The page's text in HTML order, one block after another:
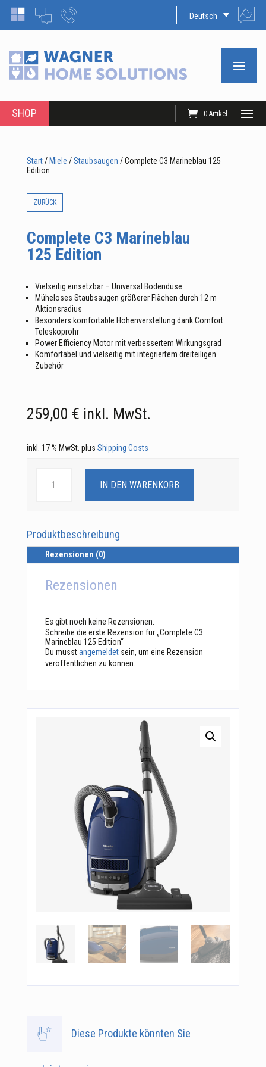
Deutsch
SHOP 0-Artikel
Start/ Miele /Staubsaugen / Complete C3 Marineblau 125
Edition
ZURÜCK
Complete C3 Marineblau
125 Edition
Vielseitig einsetzbar – Universal Bodendüse
Müheloses Staubsaugen größerer Flächen durch 12 m
Aktionsradius
Besonders komfortable Höhenverstellung dank Comfort
Teleskoprohr
Power Efficiency Motor mit verbessertem Wirkungsgrad
Komfortabel und vielseitig mit integriertem dreiteiligen
Zubehör
259,00 € inkl. MwSt.
inkl. 17 % MwSt. plus Shipping Costs
IN DEN WARENKORB
Produktbeschreibung
Rezensionen (0)
Rezensionen
Es gibt noch keine Rezensionen.
Schreibe die erste Rezension für „Complete C3
Marineblau 125 Edition“
Du musstangemeldetsein, um eine Rezension
veröffentlichen zu können.
Diese Produkte könnten Sie